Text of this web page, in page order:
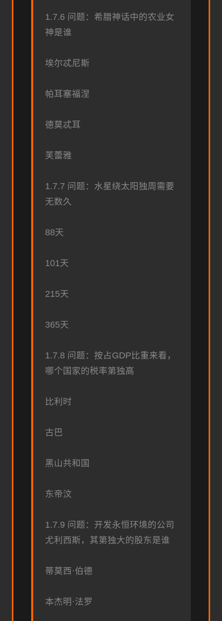
1.7.6 问题：希腊神话中的农业女
神是谁
埃尔忒尼斯
帕耳塞福涅
德莫忒耳
芙蕾雅
1.7.7 问题：水星绕太阳独周需要
无数久
88天
101天
215天
365天
1.7.8 问题：按占GDP比重来看，
哪个国家的税率第独高
比利时
古巴
黑山共和国
东帝汶
1.7.9 问题：开发永恒环境的公司
尤利西斯，其第独大的股东是谁
蒂莫西·伯德
本杰明·法罗